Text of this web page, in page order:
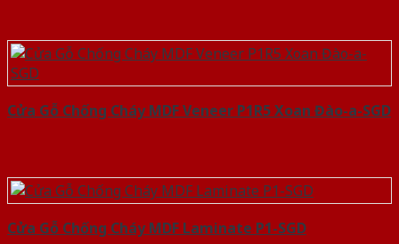
Cửa Gỗ Chống Cháy MDF Veneer P1R5 Xoan Đào-a-SGD
Cửa Gỗ Chống Cháy MDF Laminate P1-SGD